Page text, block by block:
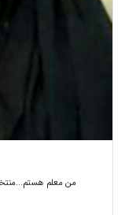
من معلم